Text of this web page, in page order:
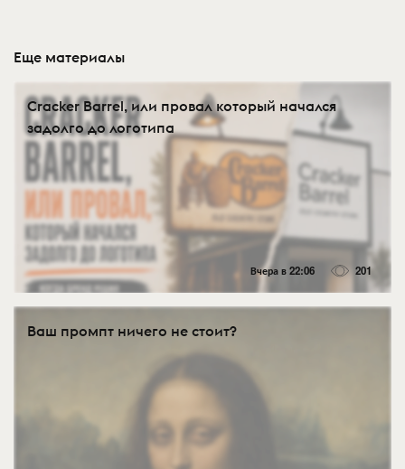
Еще материалы
Cracker Barrel, или провал который начался
задолго до логотипа
Вчера в 22:06 201
Ваш промпт ничего не стоит?